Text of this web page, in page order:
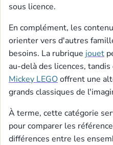
sous licence.
En complément, les
orienter vers d'autres
besoins. La rubrique jouet
au-delà des licences,
Mickey LEGOoffrent une
grands classiques de
À terme, cette catégorie
pour comparer les
différences entre les